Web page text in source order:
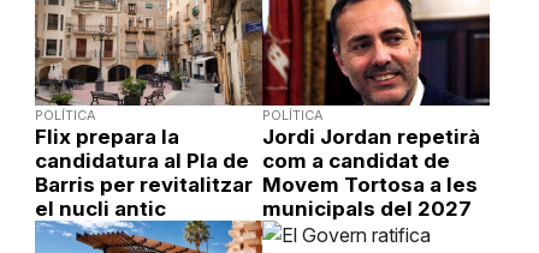
POLÍTICA
Flix prepara la
candidatura al Pla de
Barris per revitalitzar
el nucli antic
POLÍTICA
Jordi Jordan repetirà
com a candidat de
Movem Tortosa a les
municipals del 2027